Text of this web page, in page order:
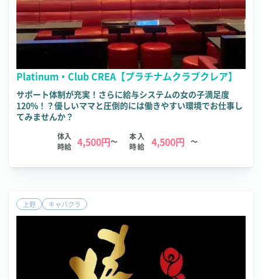
Platinum・Club CREA【プラチナムクラブクレア】
サポート体制が充実！さらに給与システムの女の子満足度
120%！？優しいママと圧倒的には働きやすい環境でお仕事し
てみませんか？
体入
時給 4,500円～
本入
時給
4,500円 ～
上野 キャバクラ